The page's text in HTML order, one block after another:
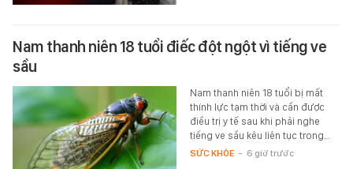
Nam thanh niên 18 tuổi điếc đột ngột vì tiếng ve
sầu
Nam thanh niên 18 tuổi bị mất
thính lực tạm thời và cần được
điều trị y tế sau khi phải nghe
tiếng ve sầu kêu liên tục trong…
SỨC KHỎE - 6 giờ trước